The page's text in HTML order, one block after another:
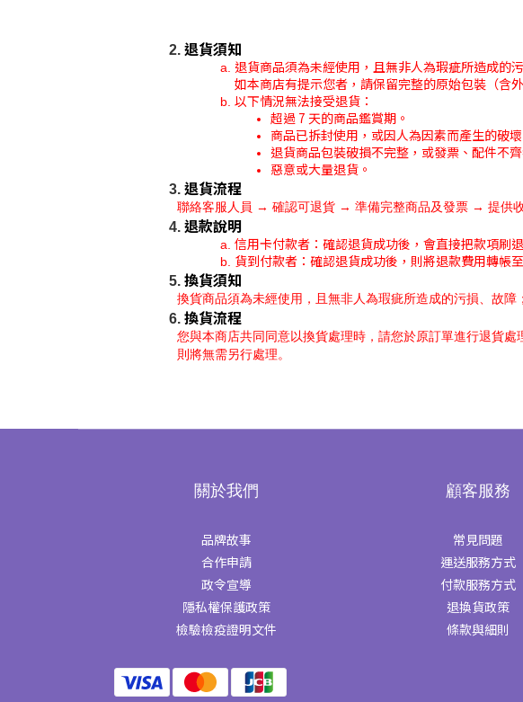
退貨須知
退貨商品須為未經使用，且無非人為瑕疵所造成的
如本商店有提示您者，請保留完整的原始包裝（含
以下情況無法接受退貨：
超過 7 天的商品鑑賞期。
商品已拆封使用，或因人為因素而產生的破
退貨商品包裝破損不完整，或發票、配件不齊
惡意或大量退貨。
退貨流程
聯絡客服人員 → 確認可退貨 → 準備完整商品及發票 → 提供
退款說明
信用卡付款者：確認退貨成功後，會直接把款項刷
貨到付款者：確認退貨成功後，則將退款費用轉帳
換貨須知
換貨商品須為未經使用，且無非人為瑕疵所造成的污損、故
換貨流程
您與本商店共同同意以換貨處理時，請您於原訂單進行退貨
則將無需另行處理。
關於我們
品牌故事
合作申請
政令宣導
隱私權保護政策
檢驗檢疫證明文件
顧客服務
常見問題
運送服務方式
付款服務方式
退換貨政策
條款與細則